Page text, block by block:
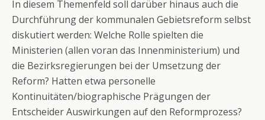
In diesem Themenfeld soll darüber hinaus auch die
Durchführung der kommunalen Gebietsreform selbst
diskutiert werden: Welche Rolle spielten die
Ministerien (allen voran das Innenministerium) und
die Bezirksregierungen bei der Umsetzung der
Reform? Hatten etwa personelle
Kontinuitäten/biographische Prägungen der
Entscheider Auswirkungen auf den Reformprozess?